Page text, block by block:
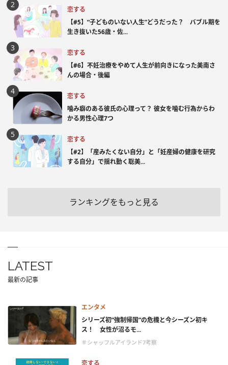
恋する
【#5】“子どものいない人生”どうだった？ バブル期を
生き抜いた56歳・佐...
恋する
【#6】不妊治療をやめて人生が前向きになった美南さ
んの場合・後編
恋する
噛み癖のある彼氏の心理って？ 彼女を噛む行為からわ
かる男性心理7つ
恋する
【#2】「産みたくない自分」と「妊産婦の健康を研究
する自分」で揺れ動く聡美...
ランキングをもっと見る
LATEST
最新の記事
エンタメ
シリーズ初“強制帰国”の危機と今シーズン初キ
ス！ 女性が沼るモ...
＃シャッフルアイランド7考察